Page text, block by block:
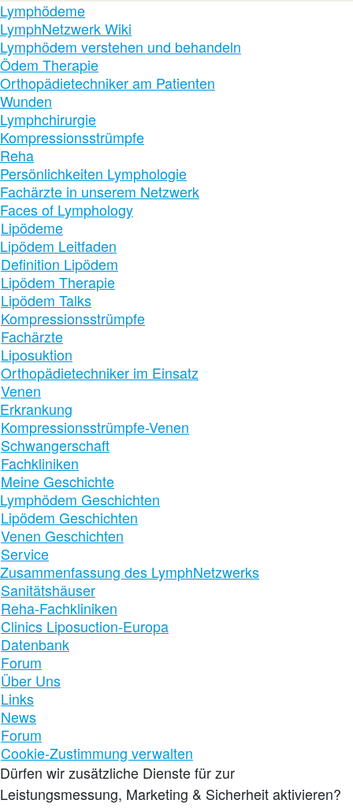
Lymphödeme
LymphNetzwerk Wiki
Lymphödem verstehen und behandeln
Ödem Therapie
Orthopädietechniker am Patienten
Wunden
Lymphchirurgie
Kompressionsstrümpfe
Reha
Persönlichkeiten Lymphologie
Fachärzte in unserem Netzwerk
Faces of Lymphology
Lipödeme
Lipödem Leitfaden
Definition Lipödem
Lipödem Therapie
Lipödem Talks
Kompressionsstrümpfe
Fachärzte
Liposuktion
Orthopädietechniker im Einsatz
Venen
Erkrankung
Kompressionsstrümpfe-Venen
Schwangerschaft
Fachkliniken
Meine Geschichte
Lymphödem Geschichten
Lipödem Geschichten
Venen Geschichten
Service
Zusammenfassung des LymphNetzwerks
Sanitätshäuser
Reha-Fachkliniken
Clinics Liposuction-Europa
Datenbank
Forum
Über Uns
Links
News
Forum
Cookie-Zustimmung verwalten
Dürfen wir zusätzliche Dienste für zur
Leistungsmessung, Marketing & Sicherheit aktivieren?